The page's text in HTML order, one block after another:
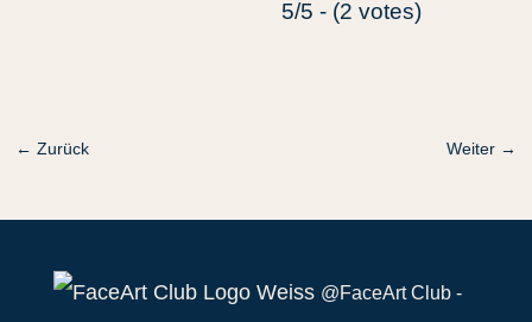
5/5 - (2 votes)
←Zurück Weiter→
@FaceArt Club -